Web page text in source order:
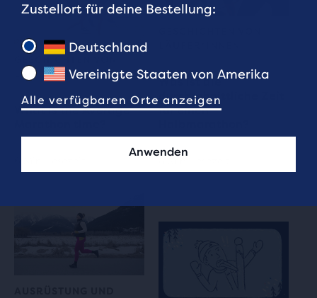
LÄUFER*INNEN
What is the Average
Was ist die
durchschnittliche Zeit
für einen
Zustellort für deine Bestellung:
Deutschland
Vereinigte Staaten von Amerika
Alle verfügbaren Orte anzeigen
Anwenden